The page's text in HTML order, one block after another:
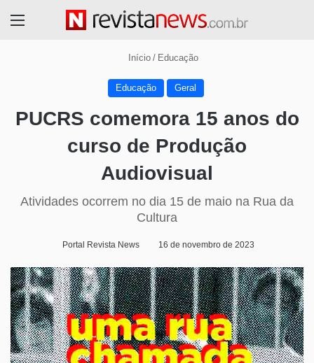
Início / Educação
Educação Geral
PUCRS comemora 15 anos do
curso de Produção
Audiovisual
Atividades ocorrem no dia 15 de maio na Rua da
Cultura
Portal Revista News 16 de novembro de 2023